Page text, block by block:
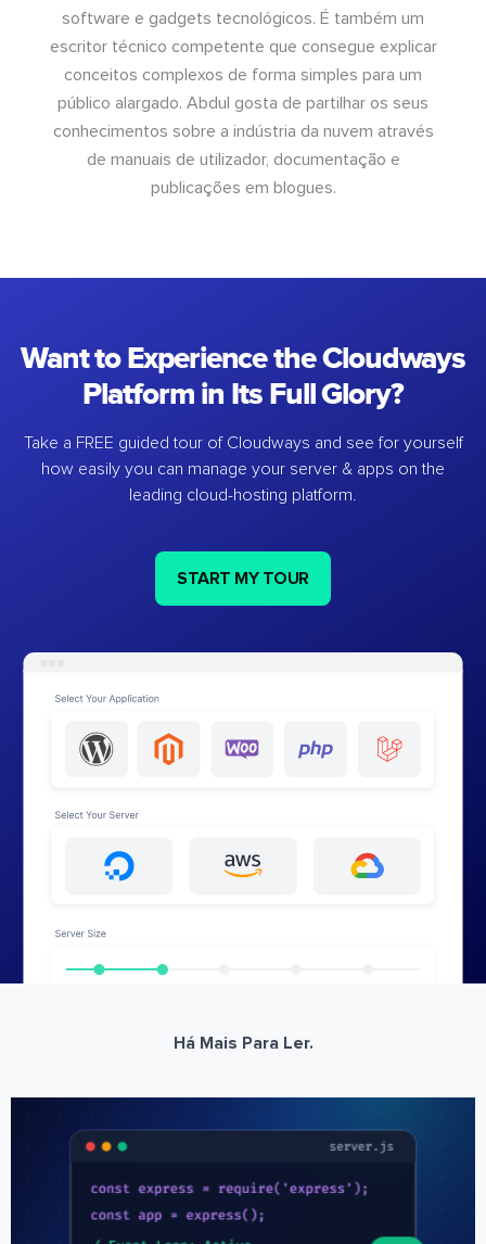
software e gadgets tecnológicos. É também um
escritor técnico competente que consegue explicar
conceitos complexos de forma simples para um
público alargado. Abdul gosta de partilhar os seus
conhecimentos sobre a indústria da nuvem através
de manuais de utilizador, documentação e
publicações em blogues.
Want to Experience the Cloudways
Platform in Its Full Glory?
Take a FREE guided tour of Cloudways and see for yourself
how easily you can manage your server & apps on the
leading cloud-hosting platform.
START MY TOUR
Há Mais Para Ler.